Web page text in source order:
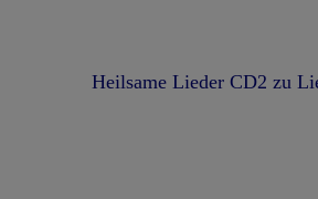
Heilsame Lieder CD2 zu